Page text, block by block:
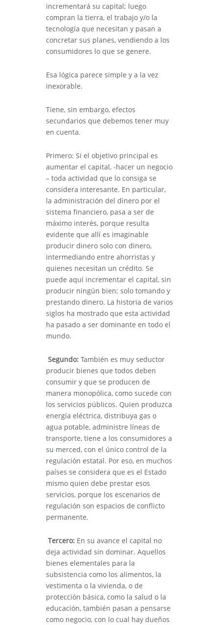
incrementará su capital; luego
compran la tierra, el trabajo y/o la
tecnología que necesitan y pasan a
concretar sus planes, vendiendo a los
consumidores lo que se genere.
Esa lógica parece simple y a la vez
inexorable.
Tiene, sin embargo, efectos
secundarios que debemos tener muy
en cuenta.
Primero: Si el objetivo principal es
aumentar el capital, -hacer un negocio
– toda actividad que lo consiga se
considera interesante. En particular,
la administración del dinero por el
sistema financiero, pasa a ser de
máximo interés, porque resulta
evidente que allí es imaginable
producir dinero solo con dinero,
intermediando entre ahorristas y
quienes necesitan un crédito. Se
puede aquí incrementar el capital, sin
producir ningún bien; solo tomando y
prestando dinero. La historia de varios
siglos ha mostrado que esta actividad
ha pasado a ser dominante en todo el
mundo.
Segundo: También es muy seductor
producir bienes que todos deben
consumir y que se producen de
manera monopólica, como sucede con
los servicios públicos. Quien produzca
energía eléctrica, distribuya gas o
agua potable, administre líneas de
transporte, tiene a los consumidores a
su merced, con el único control de la
regulación estatal. Por eso, en muchos
países se considera que es el Estado
mismo quien debe prestar esos
servicios, porque los escenarios de
regulación son espacios de conflicto
permanente.
Tercero: En su avance el capital no
deja actividad sin dominar. Aquellos
bienes elementales para la
subsistencia como los alimentos, la
vestimenta o la vivienda, o de
protección básica, como la salud o la
educación, también pasan a pensarse
como negocio, con lo cual hay dueños